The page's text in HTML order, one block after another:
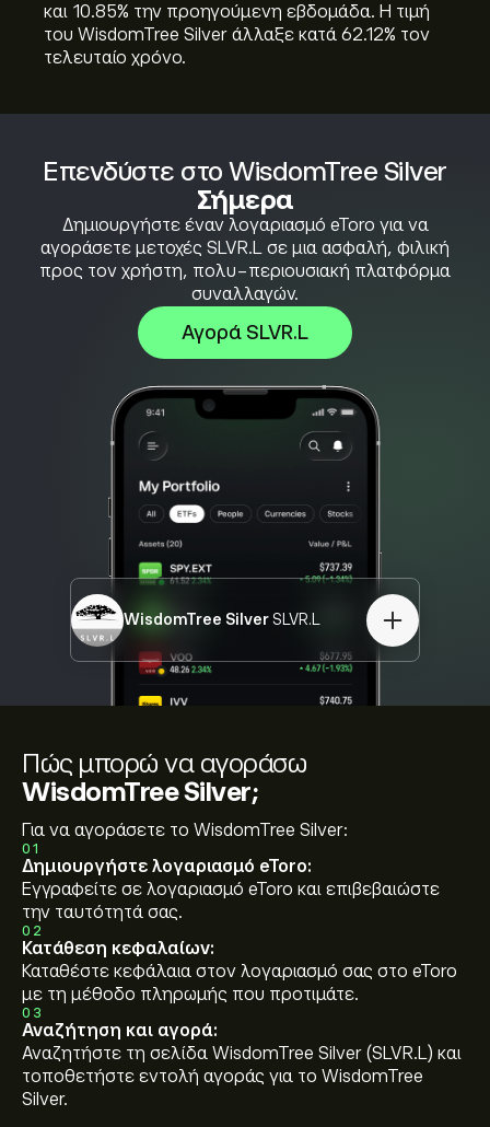
Επενδύστε στο WisdomTree Silver
Σήμερα
Δημιουργήστε έναν λογαριασμό eToro για να
αγοράσετε μετοχές SLVR.L σε μια ασφαλή, φιλική
προς τον χρήστη, πολυ-περιουσιακή πλατφόρμα
συναλλαγών.
Αγορά SLVR.L
WisdomTree Silver SLVR.L
και ‎10.85‎% την προηγούμενη εβδομάδα. Η τιμή
του WisdomTree Silver άλλαξε κατά ‎62.12‎% τον
τελευταίο χρόνο.
Πώς μπορώ να αγοράσω
WisdomTree Silver;
Για να αγοράσετε το WisdomTree Silver:
01
Δημιουργήστε λογαριασμό eToro:
Εγγραφείτε σε λογαριασμό eToro και επιβεβαιώστε
την ταυτότητά σας.
02
Κατάθεση κεφαλαίων:
Καταθέστε κεφάλαια στον λογαριασμό σας στο eToro
με τη μέθοδο πληρωμής που προτιμάτε.
03
Αναζήτηση και αγορά:
Αναζητήστε τη σελίδα WisdomTree Silver (SLVR.L) και
τοποθετήστε εντολή αγοράς για το WisdomTree
Silver.